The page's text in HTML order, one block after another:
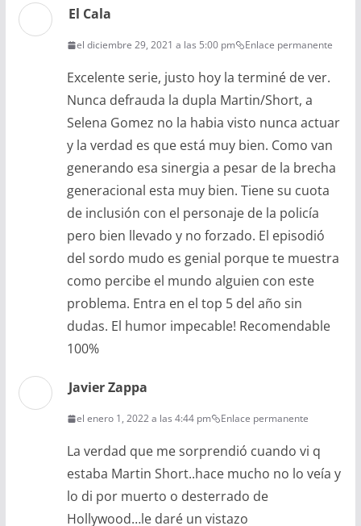
El Cala
el diciembre 29, 2021 a las 5:00 pm Enlace permanente
Excelente serie, justo hoy la terminé de ver.
Nunca defrauda la dupla Martin/Short, a
Selena Gomez no la habia visto nunca actuar
y la verdad es que está muy bien. Como van
generando esa sinergia a pesar de la brecha
generacional esta muy bien. Tiene su cuota
de inclusión con el personaje de la policía
pero bien llevado y no forzado. El episodió
del sordo mudo es genial porque te muestra
como percibe el mundo alguien con este
problema. Entra en el top 5 del año sin
dudas. El humor impecable! Recomendable
100%
Javier Zappa
el enero 1, 2022 a las 4:44 pm Enlace permanente
La verdad que me sorprendió cuando vi q
estaba Martin Short..hace mucho no lo veía y
lo di por muerto o desterrado de
Hollywood…le daré un vistazo